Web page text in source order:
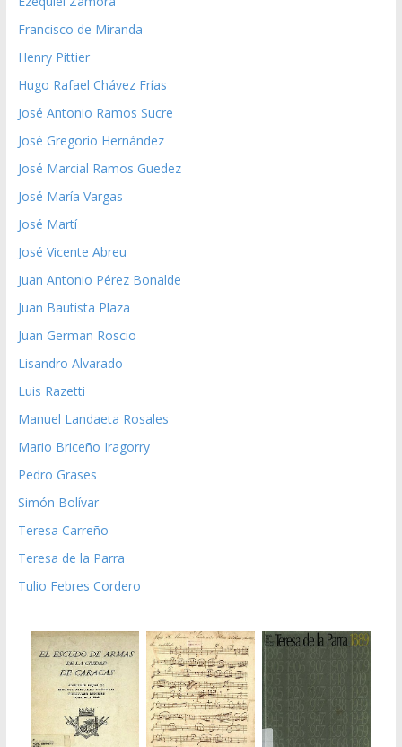
Francisco de Miranda
Henry Pittier
Hugo Rafael Chávez Frías
José Antonio Ramos Sucre
José Gregorio Hernández
José Marcial Ramos Guedez
José María Vargas
José Martí
José Vicente Abreu
Juan Antonio Pérez Bonalde
Juan Bautista Plaza
Juan German Roscio
Lisandro Alvarado
Luis Razetti
Manuel Landaeta Rosales
Mario Briceño Iragorry
Pedro Grases
Simón Bolívar
Teresa Carreño
Teresa de la Parra
Tulio Febres Cordero